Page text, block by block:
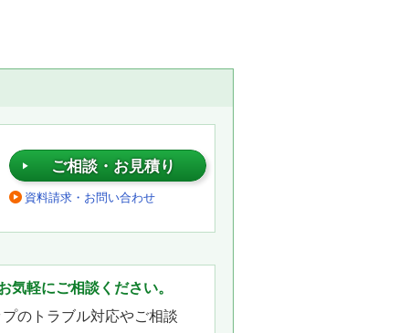
ご相談・お見積り
資料請求・お問い合わせ
気軽にご相談ください。
のトラブル対応やご相談